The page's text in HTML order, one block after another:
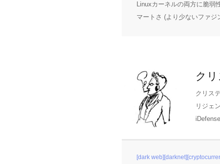
Linuxカーネルの両方に脆弱
マートさ (より少ないファ
ク
クリス
リジェ
[dark